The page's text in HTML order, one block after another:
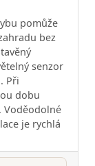
pomůže
bez
senzor
Při
dobu
Voděodolné
je rychlá